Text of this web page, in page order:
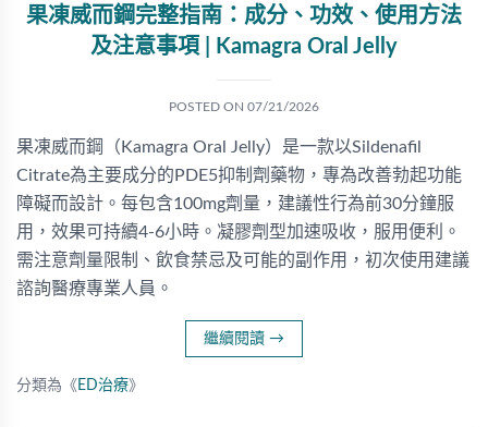
果凍威而鋼完整指南：成分、功效、使用方法
及注意事項 | Kamagra Oral Jelly
POSTED ON 07/21/2026
果凍威而鋼（Kamagra Oral Jelly）是一款以Sildenafil
Citrate為主要成分的PDE5抑制劑藥物，專為改善勃起功能
障礙而設計。每包含100mg劑量，建議性行為前30分鐘服
用，效果可持續4-6小時。凝膠劑型加速吸收，服用便利。
需注意劑量限制、飲食禁忌及可能的副作用，初次使用建議
諮詢醫療專業人員。
繼續閱讀 →
分類為《 ED治療》